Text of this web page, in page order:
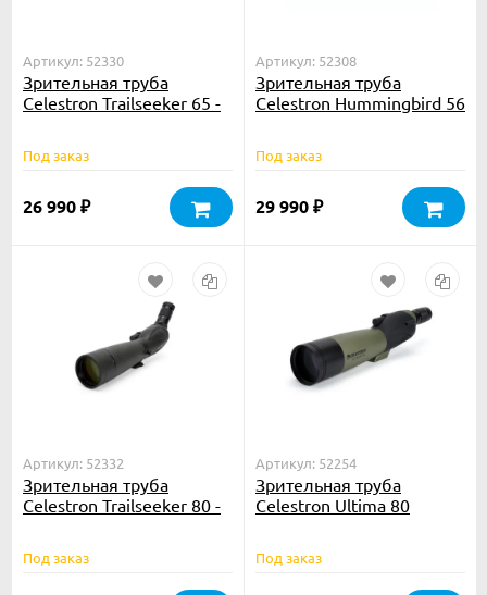
Артикул: 52330
Зрительная труба
Celestron Trailseeker 65 -
Под заказ
26 990 ₽
Артикул: 52308
Зрительная труба
Celestron Hummingbird 56
Под заказ
29 990 ₽
Артикул: 52332
Зрительная труба
Celestron Trailseeker 80 -
Под заказ
Артикул: 52254
Зрительная труба
Celestron Ultima 80
Под заказ